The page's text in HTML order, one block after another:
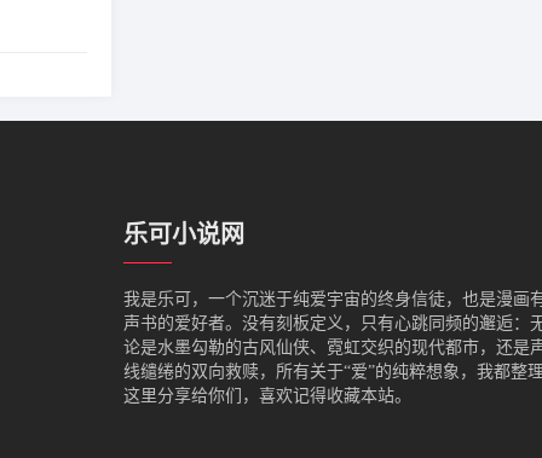
乐可小说网
我是‌乐可，一个沉迷于纯爱宇宙的终身信徒，也是漫画
声书的爱好者。没有刻板定义，只有心跳同频的邂逅：
论是水墨勾勒的古风仙侠、霓虹交织的现代都市，还是
线缱绻的双向救赎，所有关于“爱”的纯粹想象，我都整
这里分享给你们，喜欢记得收藏本站。